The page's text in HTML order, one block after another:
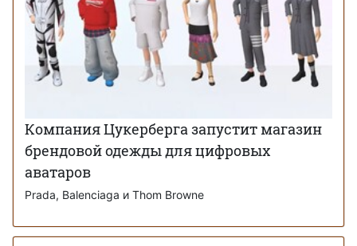
Компания Цукерберга запустит магазин
брендовой одежды для цифровых
аватаров
Prada, Balenciaga и Thom Browne